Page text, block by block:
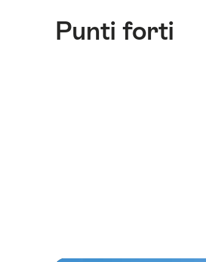
Punti forti